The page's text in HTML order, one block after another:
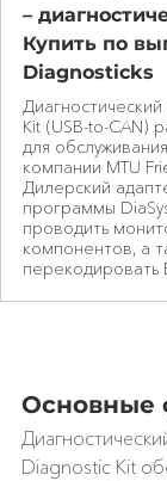
–
Купить по
Diagnosticks
Kit (USB-to-CAN)
для
компании MTU
Дилерский
программы
проводить
компонентов, а
перекодировать
Основные
Diagnostic Kit